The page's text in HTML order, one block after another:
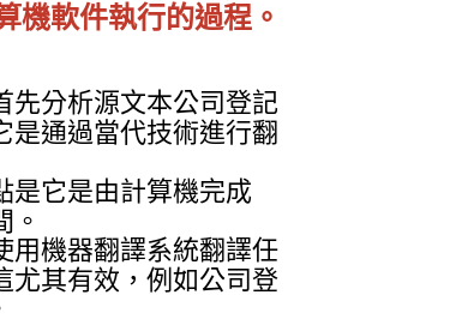
機軟件執行的過程。
先分析源文本公司登記
是通過當代技術進行翻
是它是由計算機完成
。
用機器翻譯系統翻譯任
尤其有效，例如公司登